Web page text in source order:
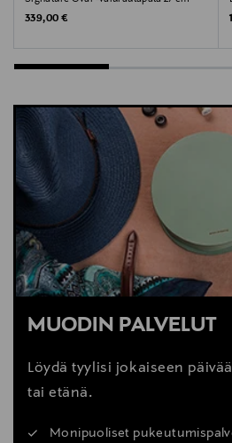
Original Price
339,00 €
MUODIN PALVELUT
Löydä tyylisi jokaiseen
tai etänä.
Monipuoliset